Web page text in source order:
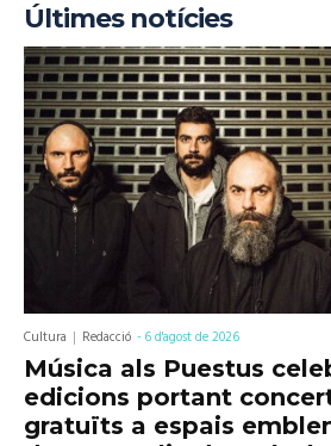
Últimes notícies
Cultura Redacció -6 d'agost de 2026
Música als Puestus
edicions portant
gratuïts a espais